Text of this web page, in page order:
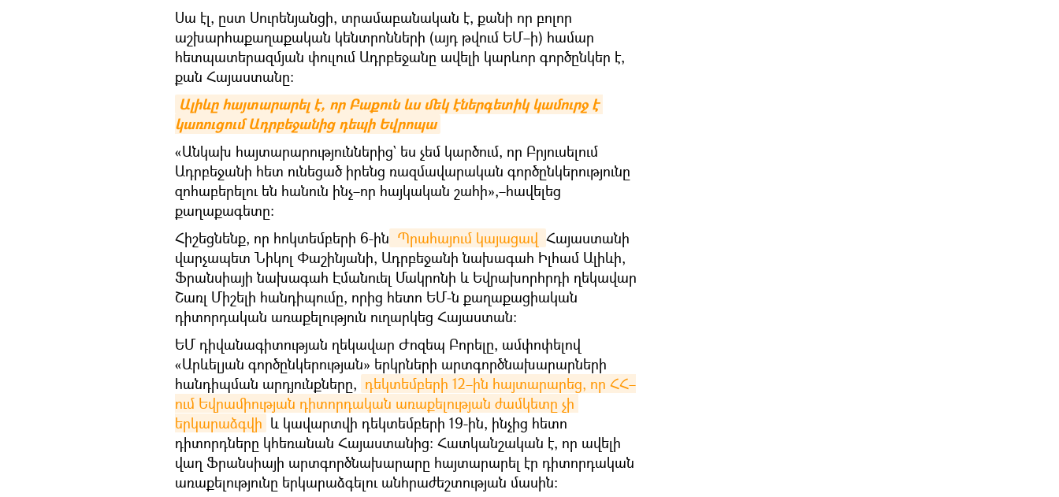
Սա էլ, ըստ Սուրենյանցի, տրամաբանական է, քանի որ բոլոր
աշխարհաքաղաքական կենտրոնների (այդ թվում ԵՄ–ի) համար
հետպատերազմյան փուլում Ադրբեջանը ավելի կարևոր գործընկեր է,
քան Հայաստանը։
Ալիևը հայտարարել է, որ Բաքուն ևս մեկ էներգետիկ կամուրջ է
կառուցում Ադրբեջանից դեպի Եվրոպա
«Անկախ հայտարարություններից` ես չեմ կարծում, որ Բրյուսելում
Ադրբեջանի հետ ունեցած իրենց ռազմավարական գործընկերությունը
զոհաբերելու են հանուն ինչ–որ հայկական շահի»,–հավելեց
քաղաքագետը։
Հիշեցնենք, որ հոկտեմբերի 6-ին Պրահայում կայացավ Հայաստանի
վարչապետ Նիկոլ Փաշինյանի, Ադրբեջանի նախագահ Իլհամ Ալիևի,
Ֆրանսիայի նախագահ Էմանուել Մակրոնի և Եվրախորհրդի ղեկավար
Շառլ Միշելի հանդիպումը, որից հետո ԵՄ-ն քաղաքացիական
դիտորդական առաքելություն ուղարկեց Հայաստան։
ԵՄ դիվանագիտության ղեկավար Ժոզեպ Բորելը, ամփոփելով
«Արևելյան գործընկերության» երկրների արտգործնախարարների
հանդիպման արդյունքները, դեկտեմբերի 12–ին հայտարարեց, որ ՀՀ–
ում Եվրամիության դիտորդական առաքելության ժամկետը չի
երկարաձգվի և կավարտվի դեկտեմբերի 19-ին, ինչից հետո
դիտորդները կհեռանան Հայաստանից։ Հատկանշական է, որ ավելի
վաղ Ֆրանսիայի արտգործնախարարը հայտարարել էր դիտորդական
առաքելությունը երկարաձգելու անհրաժեշտության մասին։